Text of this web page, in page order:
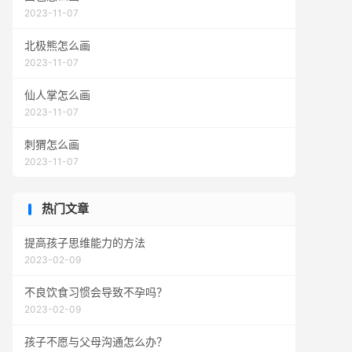
2023-11-07
北极熊怎么画
2023-11-07
仙人掌怎么画
2023-11-07
刺猬怎么画
2023-11-07
热门文章
提高孩子思维能力的方法
2023-02-09
不良饮食习惯会导致不孕吗？
2023-02-09
孩子不愿与父母沟通怎么办？